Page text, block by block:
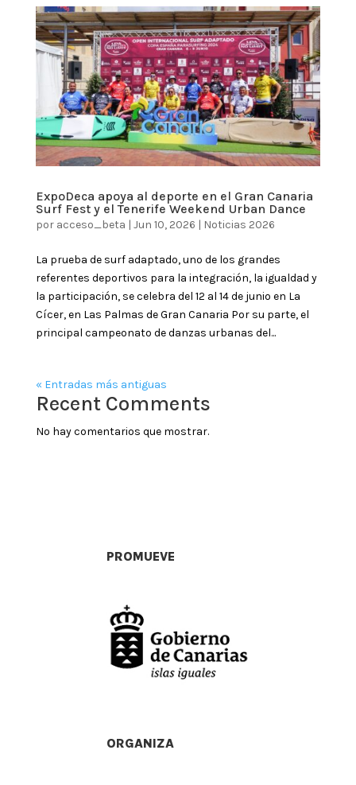
ExpoDeca apoya al deporte en el Gran Canaria
Surf Fest y el Tenerife Weekend Urban Dance
por acceso_beta | Jun 10, 2026 | Noticias 2026
La prueba de surf adaptado, uno de los grandes
referentes deportivos para la integración, la igualdad y
la participación, se celebra del 12 al 14 de junio en La
Cícer, en Las Palmas de Gran Canaria Por su parte, el
principal campeonato de danzas urbanas del...
« Entradas más antiguas
Recent Comments
No hay comentarios que mostrar.
PROMUEVE
ORGANIZA